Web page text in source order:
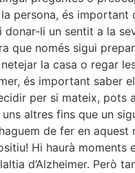
persona, és
li un sentit a la
només sigui
la casa o regar
és important
per si mateix,
altres fins que un
de fer en aquest
Hi haurà
d’Alzheimer. Però